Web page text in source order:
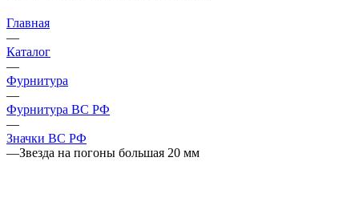
Главная
—
Каталог
—
Фурнитура
—
Фурнитура ВС РФ
—
Значки ВС РФ
—Звезда на погоны большая 20 мм